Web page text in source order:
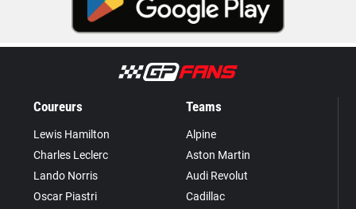
Coureurs
Lewis Hamilton
Charles Leclerc
Lando Norris
Oscar Piastri
Teams
Alpine
Aston Martin
Audi Revolut
Cadillac